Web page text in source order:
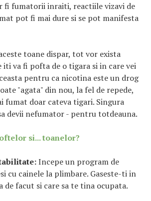
fi fumatorii inraiti, reactiile vizavi de
pot fi mai dure si se pot manifesta
toane dispar, tot vor exista
iti va fi pofta de o tigara si in care vei
pentru ca nicotina este un drog
"agata" din nou, la fel de repede,
fumat doar cateva tigari. Singura
devii nefumator - pentru totdeauna.
si... toanelor?
Incepe un program de
cu cainele la plimbare. Gaseste-ti in
de facut si care sa te tina ocupata.